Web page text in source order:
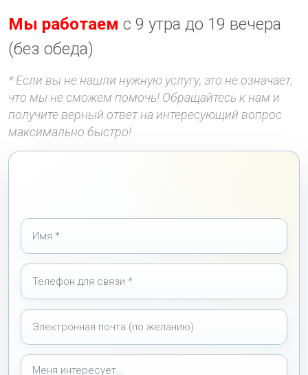
Мы работаем с 9 утра до 19 вечера
(без обеда)
* Если вы не нашли нужную услугу, это не означает,
что мы не сможем помочь! Обращайтесь к нам и
получите верный ответ на интересующий вопрос
максимально быстро!